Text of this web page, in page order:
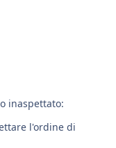
inaspettato:
l'ordine di